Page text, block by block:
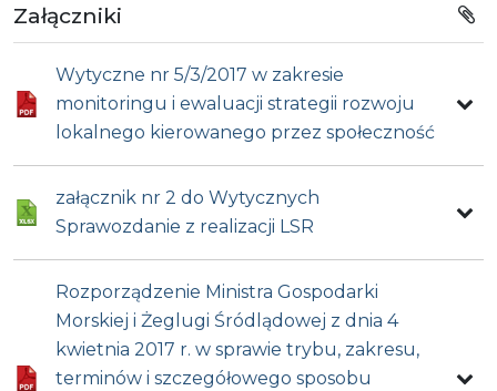
Załączniki
Wytyczne nr 5/3/2017 w zakresie
monitoringu i ewaluacji strategii rozwoju
lokalnego kierowanego przez społeczność
załącznik nr 2 do Wytycznych
Sprawozdanie z realizacji LSR
Rozporządzenie Ministra Gospodarki
Morskiej i Żeglugi Śródlądowej z dnia 4
kwietnia 2017 r. w sprawie trybu, zakresu,
terminów i szczegółowego sposobu